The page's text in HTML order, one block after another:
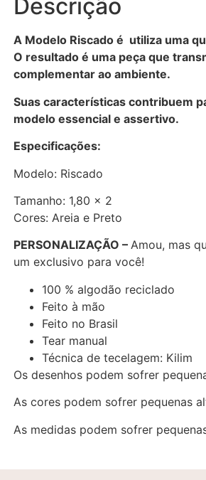
Descrição
A Modelo Riscado é utiliza uma
O resultado é uma peça que
complementar ao ambiente.
Suas características contribuem
modelo essencial e assertivo.
Especificações:
Modelo: Riscado
Tamanho: 1,80 x 2
Cores: Areia e Preto
PERSONALIZAÇÃO – Amou, mas
um exclusivo para você!
100 % algodão reciclado
Feito à mão
Feito no Brasil
Tear manual
Técnica de tecelagem: Kilim
Os desenhos podem sofrer
As cores podem sofrer pequenas
As medidas podem sofrer